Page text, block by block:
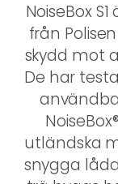
NoiseBox
från
skydd mot
De har
utländska
snygga